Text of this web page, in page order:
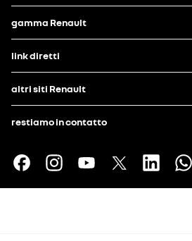
gamma Renault
link diretti
altri siti Renault
restiamo in contatto